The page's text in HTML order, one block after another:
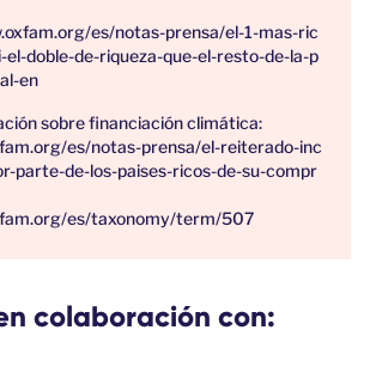
es/notas-prensa/el-1-mas-ric
el-doble-de-riqueza-que-el-resto-de-la-p
en
sobre financiación climática:
es/notas-prensa/el-reiterado-inc
parte-de-los-paises-ricos-de-su-compr
es/taxonomy/term/507
colaboración con: